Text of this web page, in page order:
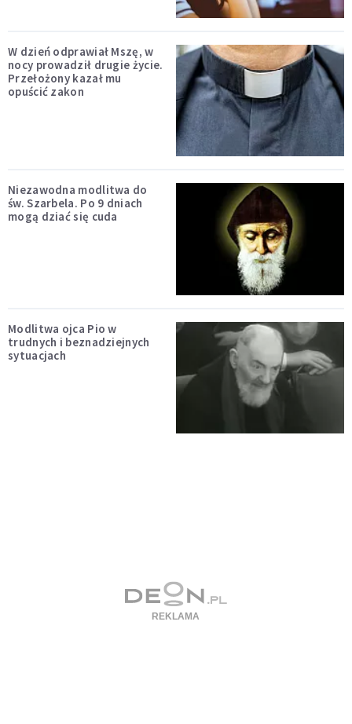
W dzień odprawiał Mszę, w
nocy prowadził drugie życie.
Przełożony kazał mu
opuścić zakon
Niezawodna modlitwa do
św. Szarbela. Po 9 dniach
mogą dziać się cuda
Modlitwa ojca Pio w
trudnych i beznadziejnych
sytuacjach